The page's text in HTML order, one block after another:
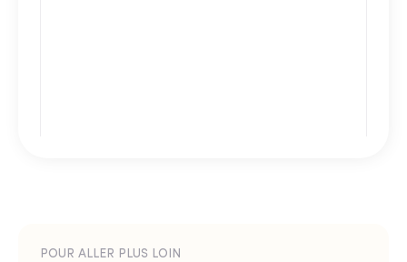
POUR ALLER PLUS LOIN